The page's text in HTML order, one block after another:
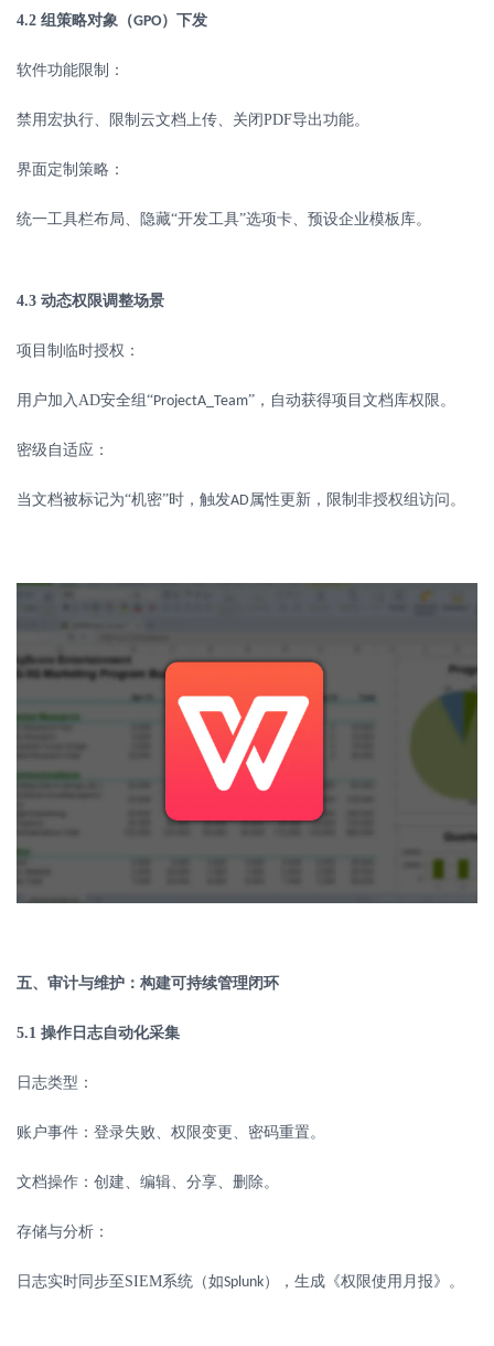
4.2 组策略对象（GPO）下发
软件功能限制：
禁用宏执行、限制云文档上传、关闭PDF导出功能。
界面定制策略：
统一工具栏布局、隐藏“开发工具”选项卡、预设企业模板库。
4.3 动态权限调整场景
项目制临时授权：
用户加入AD安全组“ProjectA_Team”，自动获得项目文档库权限。
密级自适应：
当文档被标记为“机密”时，触发AD属性更新，限制非授权组访问。
五、审计与维护：构建可持续管理闭环
5.1 操作日志自动化采集
日志类型：
账户事件：登录失败、权限变更、密码重置。
文档操作：创建、编辑、分享、删除。
存储与分析：
日志实时同步至SIEM系统（如Splunk），生成《权限使用月报》。